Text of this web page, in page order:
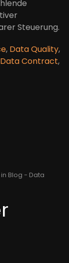
Steuerung.
, Data Quality,
Data Contract,
Blog - Data